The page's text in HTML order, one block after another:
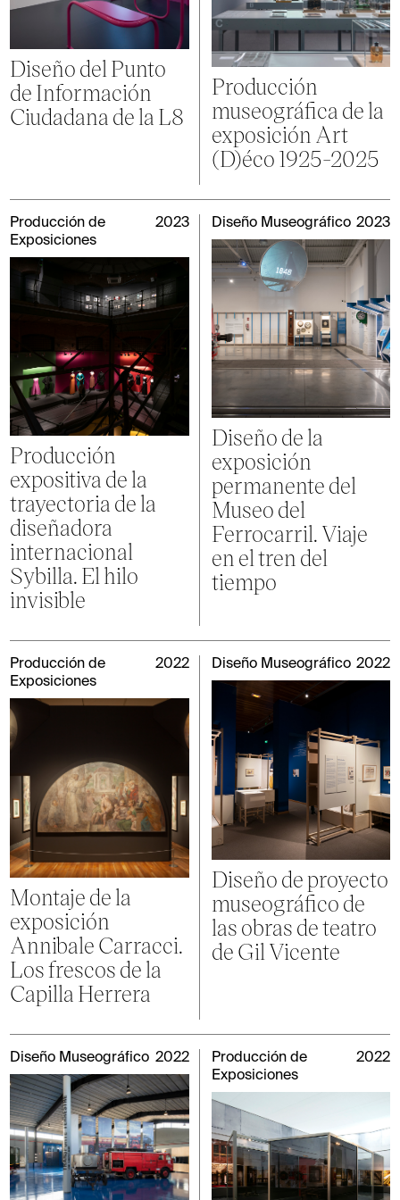
Diseño del Punto
de Información
Ciudadana de la L8
Producción
museográfica de la
exposición Art
(D)éco 1925-2025
Producción de
Exposiciones
2023
Producción
expositiva de la
trayectoria de la
diseñadora
internacional
Sybilla. El hilo
invisible
Diseño Museográfico 2023
Diseño de la
exposición
permanente del
Museo del
Ferrocarril. Viaje
en el tren del
tiempo
Producción de
Exposiciones
2022
Montaje de la
exposición
Annibale Carracci.
Los frescos de la
Capilla Herrera
Diseño Museográfico 2022
Diseño de proyecto
museográfico de
las obras de teatro
de Gil Vicente
Diseño Museográfico 2022
Producción de
Exposiciones
2022